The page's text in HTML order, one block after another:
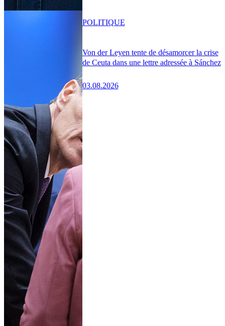
Von der Leyen tente de désamorcer la crise
de Ceuta dans une lettre adressée à Sánchez
03.08.2026
POLITIQUE